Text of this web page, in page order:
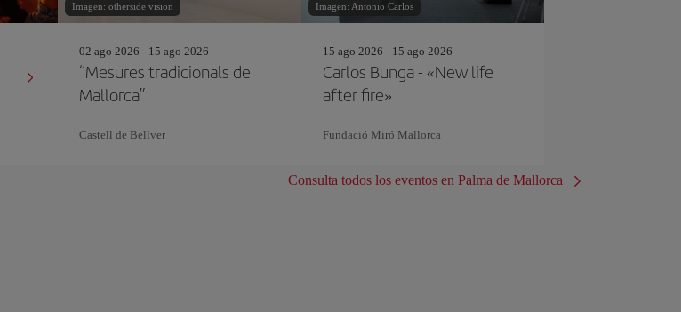
Imagen: otherside vision
02 ago 2026 - 15 ago 2026
“Mesures tradicionals de
Mallorca”
Castell de Bellver
Imagen: Antonio Carlos
15 ago 2026 - 15 ago 2026
Carlos Bunga - «New life
after fire»
Fundació Miró Mallorca
Consulta todos los eventos en Palma de Mallorca